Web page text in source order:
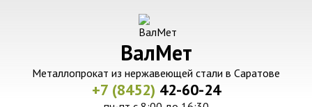
ВалМет
Металлопрокат из нержавеющей стали в Саратове
+7 (8452) 42-60-24